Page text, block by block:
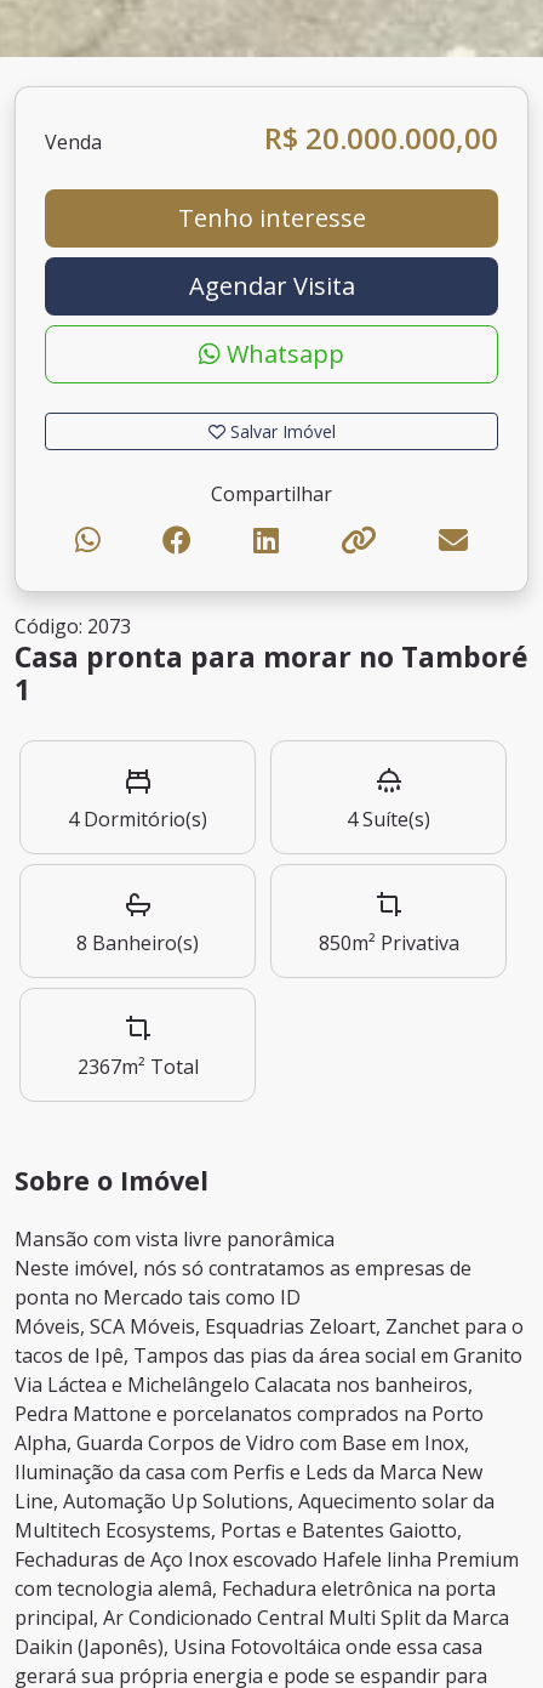
Código: 2073
Casa pronta para morar no Tamboré
1
4 Dormitório(s) 4Suíte(s)
8 Banheiro(s) 850m² Privativa
2367m² Total
Sobre o Imóvel
Mansão com vista livre panorâmica
Neste imóvel, nós só contratamos as empresas de
ponta no Mercado tais como ID
Móveis, SCA Móveis, Esquadrias Zeloart, Zanchet para o
tacos de Ipê, Tampos das pias da área social em Granito
Via Láctea e Michelângelo Calacata nos banheiros,
Pedra Mattone e porcelanatos comprados na Porto
Alpha, Guarda Corpos de Vidro com Base em Inox,
Iluminação da casa com Perfis e Leds da Marca New
Line, Automação Up Solutions, Aquecimento solar da
Multitech Ecosystems, Portas e Batentes Gaiotto,
Fechaduras de Aço Inox escovado Hafele linha Premium
com tecnologia alemâ, Fechadura eletrônica na porta
principal, Ar Condicionado Central Multi Split da Marca
Daikin (Japonês), Usina Fotovoltáica onde essa casa
gerará sua própria energia e pode se espandir para
Venda R$ 20.000.000,00
Tenho interesse
Agendar Visita
Whatsapp
Salvar Imóvel
Compartilhar